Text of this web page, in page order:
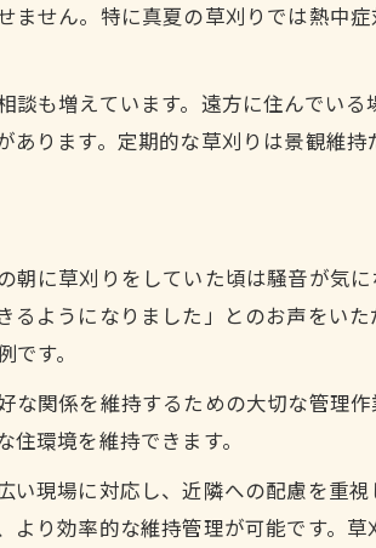
せん。特に真夏の草刈りでは熱中
も増えています。遠方に住んでい
ります。定期的な草刈りは景観維
に草刈りをしていた頃は騒音が気
ようになりました」とのお声をい
す。
関係を維持するための大切な管理
環境を維持できます。
現場に対応し、近隣への配慮を重
り効率的な維持管理が可能です。